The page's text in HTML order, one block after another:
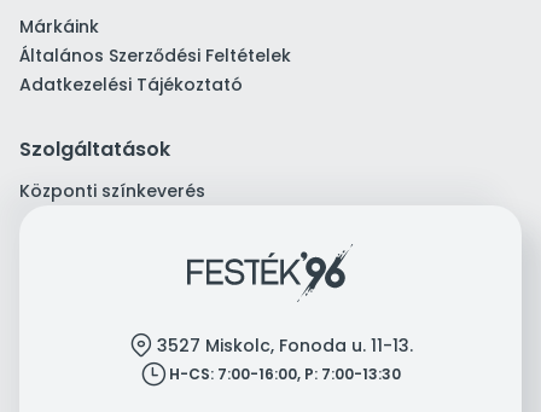
Márkáink
Általános Szerződési Feltételek
Adatkezelési Tájékoztató
Szolgáltatások
Központi színkeverés
location 3527 Miskolc, Fonoda u. 11-13.
clock H-CS: 7:00-16:00, P: 7:00-13:30